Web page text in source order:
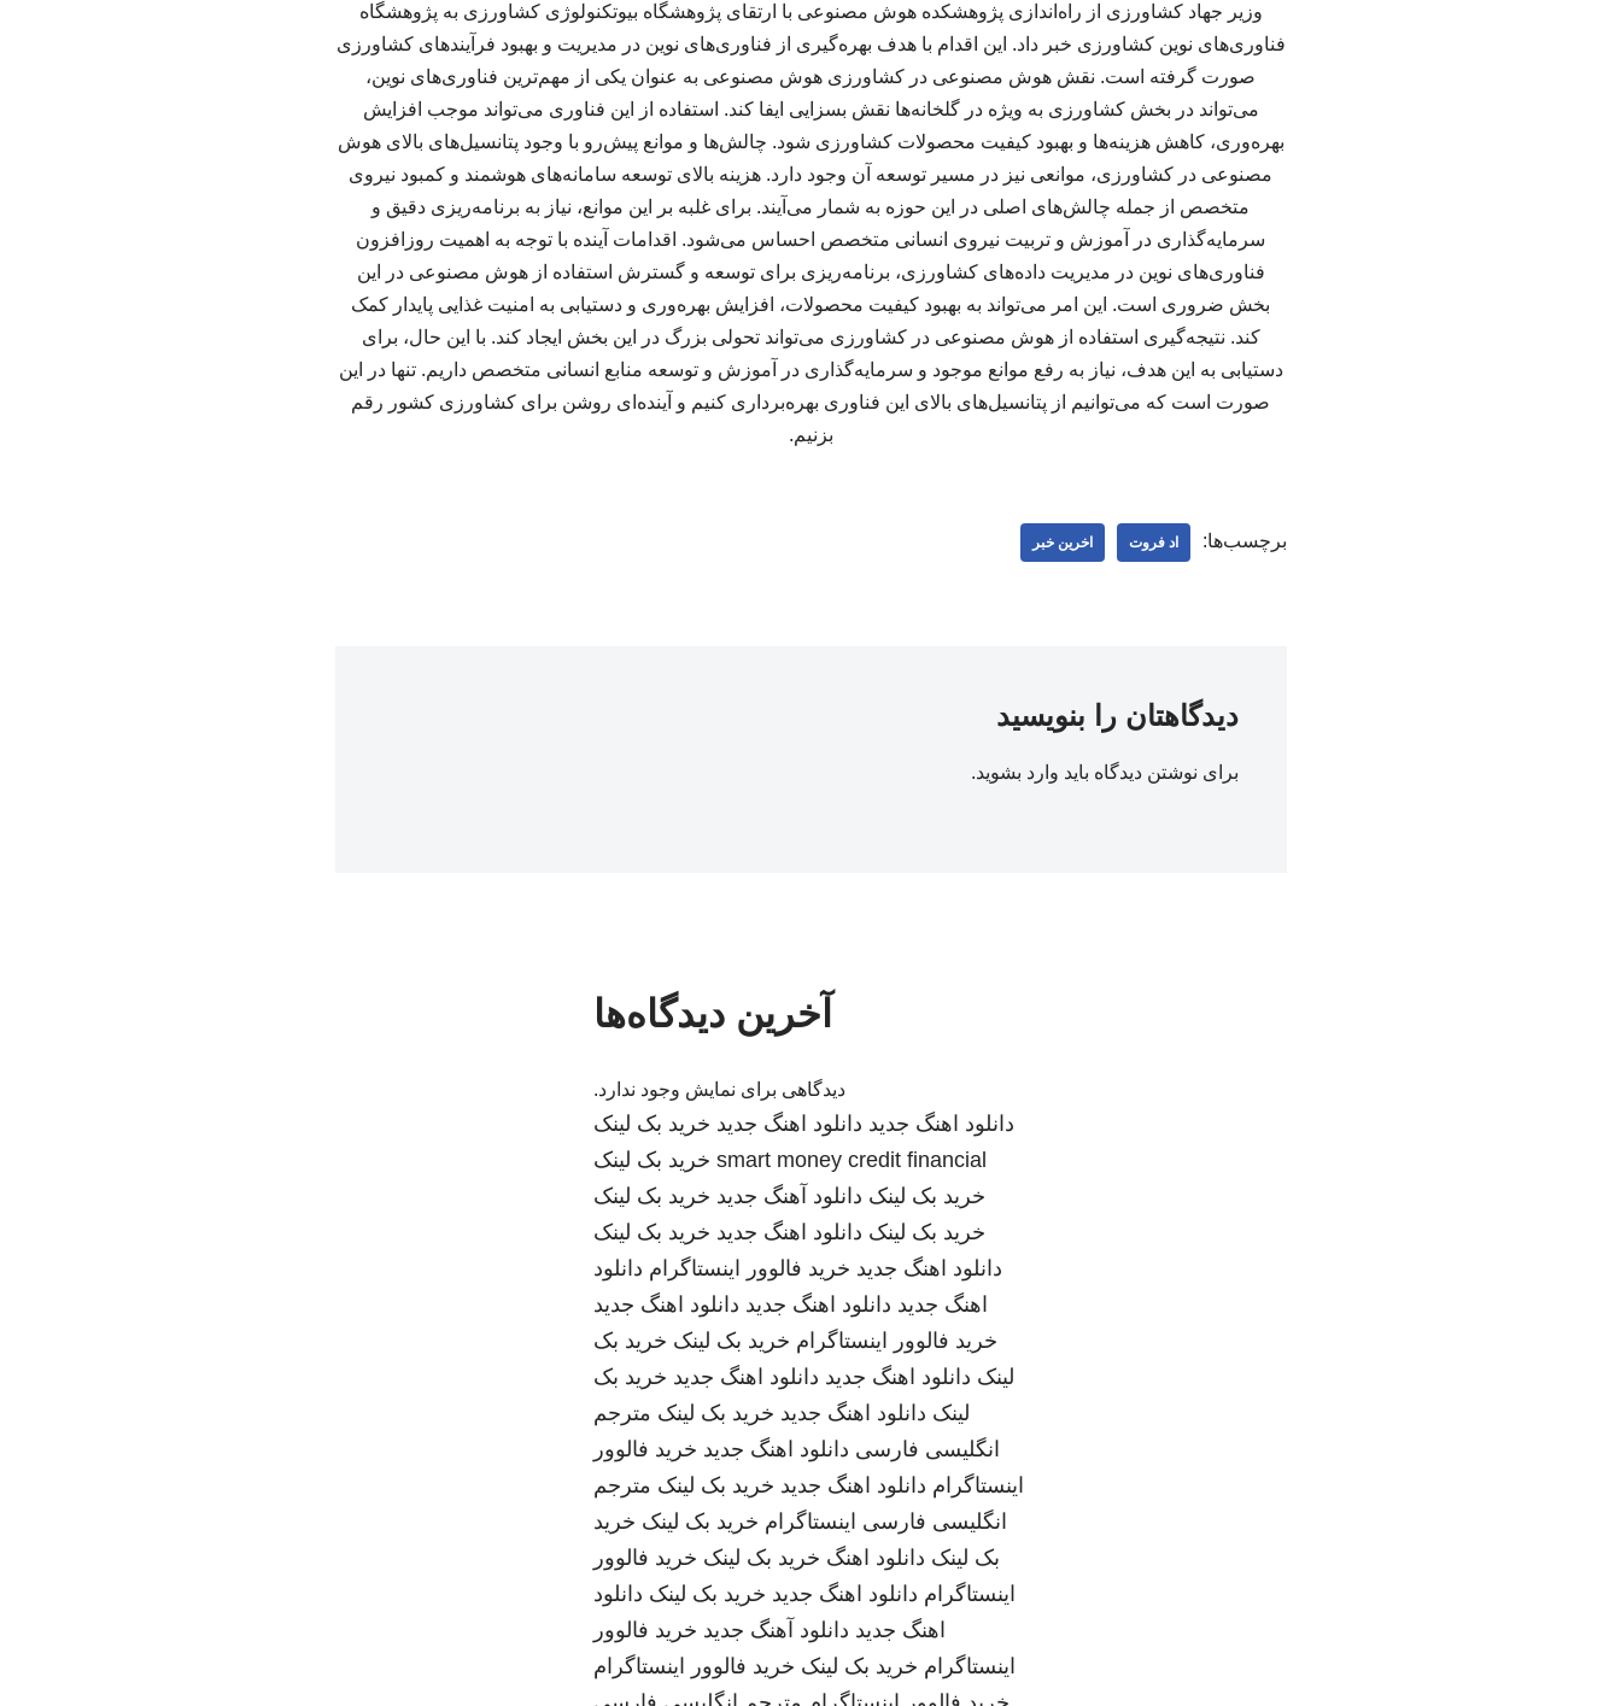
وزیر جهاد کشاورزی از راه‌اندازی پژوهشکده هوش مصنوعی با ارتقای پژوهشگاه بیوتکنولوژی کشاورزی به پژوهشگاه
فناوری‌های نوین کشاورزی خبر داد. این اقدام با هدف بهره‌گیری از فناوری‌های نوین در مدیریت و بهبود فرآیندهای کشاورزی
صورت گرفته است. نقش هوش مصنوعی در کشاورزی هوش مصنوعی به عنوان یکی از مهم‌ترین فناوری‌های نوین،
می‌تواند در بخش کشاورزی به ویژه در گلخانه‌ها نقش بسزایی ایفا کند. استفاده از این فناوری می‌تواند موجب افزایش
بهره‌وری، کاهش هزینه‌ها و بهبود کیفیت محصولات کشاورزی شود. چالش‌ها و موانع پیش‌رو با وجود پتانسیل‌های بالای هوش
مصنوعی در کشاورزی، موانعی نیز در مسیر توسعه آن وجود دارد. هزینه بالای توسعه سامانه‌های هوشمند و کمبود نیروی
متخصص از جمله چالش‌های اصلی در این حوزه به شمار می‌آیند. برای غلبه بر این موانع، نیاز به برنامه‌ریزی دقیق و
سرمایه‌گذاری در آموزش و تربیت نیروی انسانی متخصص احساس می‌شود. اقدامات آینده با توجه به اهمیت روزافزون
فناوری‌های نوین در مدیریت داده‌های کشاورزی، برنامه‌ریزی برای توسعه و گسترش استفاده از هوش مصنوعی در این
بخش ضروری است. این امر می‌تواند به بهبود کیفیت محصولات، افزایش بهره‌وری و دستیابی به امنیت غذایی پایدار کمک
کند. نتیجه‌گیری استفاده از هوش مصنوعی در کشاورزی می‌تواند تحولی بزرگ در این بخش ایجاد کند. با این حال، برای
دستیابی به این هدف، نیاز به رفع موانع موجود و سرمایه‌گذاری در آموزش و توسعه منابع انسانی متخصص داریم. تنها در این
صورت است که می‌توانیم از پتانسیل‌های بالای این فناوری بهره‌برداری کنیم و آینده‌ای روشن برای کشاورزی کشور رقم
بزنیم.
برچسب‌ها: اد فروت اخرین خبر
دیدگاهتان را بنویسید
برای نوشتن دیدگاه باید وارد بشوید.
آخرین دیدگاه‌ها
دیدگاهی برای نمایش وجود ندارد.
دانلود اهنگ جدید دانلود اهنگ جدید خرید بک لینک
smart money credit financial خرید بک لینک
خرید بک لینک دانلود آهنگ جدید خرید بک لینک
خرید بک لینک دانلود اهنگ جدید خرید بک لینک
دانلود اهنگ جدید خرید فالوور اینستاگرام دانلود
اهنگ جدید دانلود اهنگ جدید دانلود اهنگ جدید
خرید فالوور اینستاگرام خرید بک لینک خرید بک
لینک دانلود اهنگ جدید دانلود اهنگ جدید خرید بک
لینک دانلود اهنگ جدید خرید بک لینک مترجم
انگلیسی فارسی دانلود اهنگ جدید خرید فالوور
اینستاگرام دانلود اهنگ جدید خرید بک لینک مترجم
انگلیسی فارسی اینستاگرام خرید بک لینک خرید
بک لینک دانلود اهنگ خرید بک لینک خرید فالوور
اینستاگرام دانلود اهنگ جدید خرید بک لینک دانلود
اهنگ جدید دانلود آهنگ جدید خرید فالوور
اینستاگرام خرید بک لینک خرید فالوور اینستاگرام